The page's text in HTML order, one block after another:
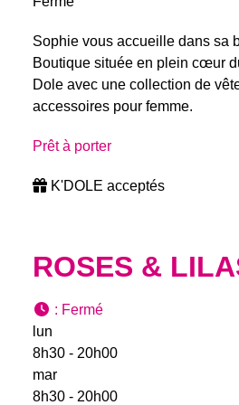
Sophie vous accueille dans sa
Boutique située en plein cœur
Dole avec une collection de
accessoires pour femme.
Prêt à porter
K'DOLE acceptés
ROSES &
: Fermé
lun
8h30 - 20h00
mar
8h30 - 20h00